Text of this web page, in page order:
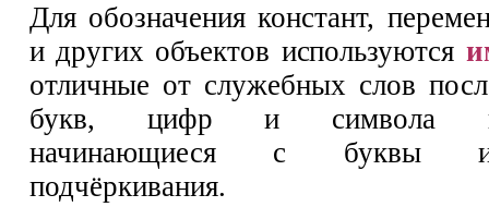
Для обозначения констант,
и других объектов используются
отличные от служебных слов
букв, цифр и символа
начинающиеся с буквы
подчёркивания.